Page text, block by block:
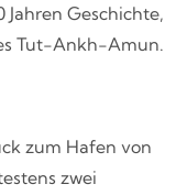
Geschichte,
Tut-Ankh-Amun.
zum Hafen von
zwei